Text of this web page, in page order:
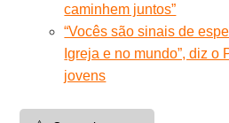
caminhem juntos”
“Vocês são sinais de
Igreja e no mundo”, diz o
jovens